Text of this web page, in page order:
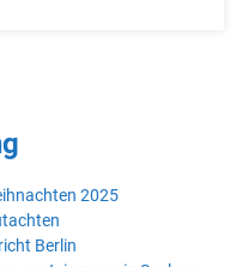
2025
Berlin